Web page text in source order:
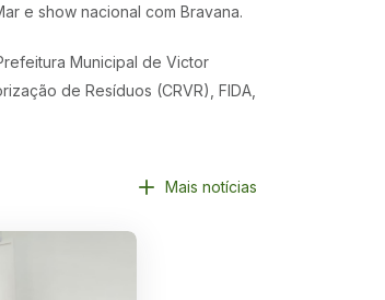
e show nacional com Bravana.
Municipal de Victor
de Resíduos (CRVR), FIDA,
Mais notícias